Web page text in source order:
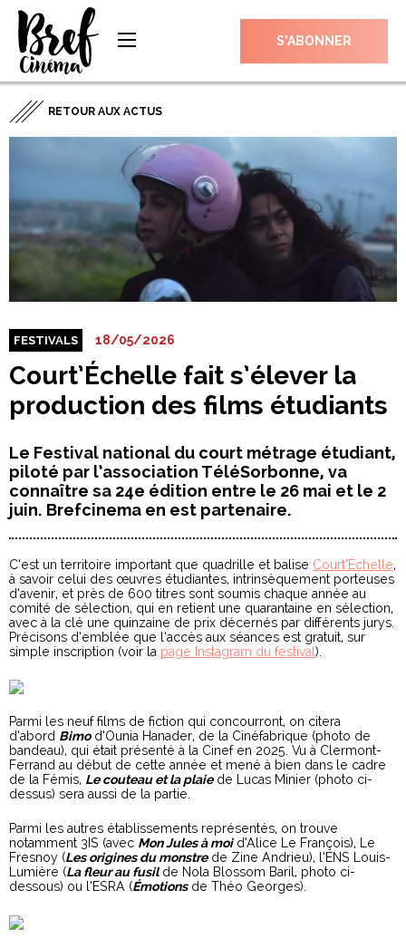
S’ABONNER
RETOUR AUX ACTUS
FESTIVALS 18/05/2026
Court’Échelle fait s’élever la
production des films étudiants
Le Festival national du court métrage étudiant,
piloté par l’association TéléSorbonne, va
connaître sa 24e édition entre le 26 mai et le 2
juin. Brefcinema en est partenaire.
C’est un territoire important que quadrille et balise Court’Échelle,
à savoir celui des œuvres étudiantes, intrinsèquement porteuses
d’avenir, et près de 600 titres sont soumis chaque année au
comité de sélection, qui en retient une quarantaine en sélection,
avec à la clé une quinzaine de prix décernés par différents jurys.
Précisons d’emblée que l’accès aux séances est gratuit, sur
simple inscription (voir la page Instagram du festival ).
Parmi les neuf films de fiction qui concourront, on citera
d’abord Bimod’Ounia Hanader, de la Cinéfabrique (photo de
bandeau), qui était présenté à la Cinef en 2025. Vu à Clermont-
Ferrand au début de cette année et mené à bien dans le cadre
de la Fémis, Le couteau et la plaiede Lucas Minier (photo ci-
dessus) sera aussi de la partie.
Parmi les autres établissements représentés, on trouve
notamment 3IS (avec Mon Jules à moid’Alice Le François), Le
Fresnoy (Les origines du monstrede Zine Andrieu), l’ENS Louis-
Lumière (La fleur au fusilde Nola Blossom Baril, photo ci-
dessous) ou l’ESRA (Émotionsde Théo Georges).